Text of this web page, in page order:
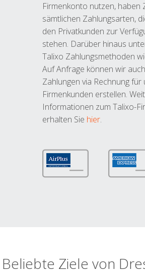
Firmenkonto nutzen, haben
sämtlichen Zahlungsarten,
den Privatkunden zur
stehen. Darüber hinaus
Talixo Zahlungsmethoden
Auf Anfrage können wir auch
Zahlungen via Rechnung für
Firmenkunden erstellen.
Informationen zum Talixo-
erhalten Sie hier.
Beliebte Ziele von